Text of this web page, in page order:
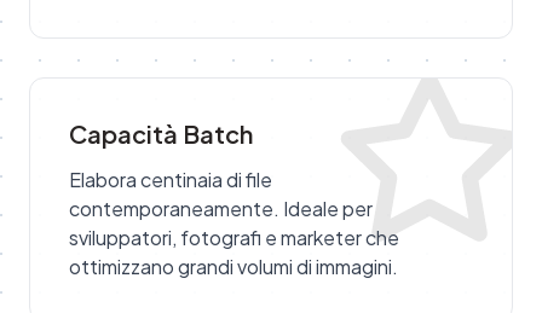
Capacità Batch
Elabora centinaia di file
contemporaneamente. Ideale per
sviluppatori, fotografi e marketer che
ottimizzano grandi volumi di immagini.